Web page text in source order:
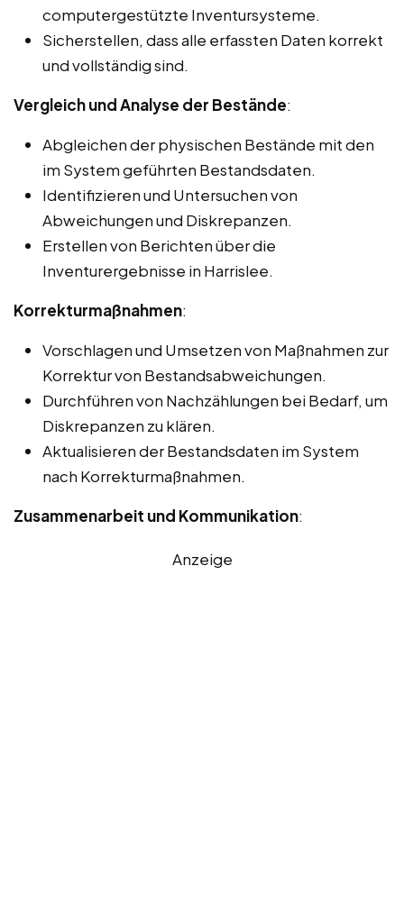
computergestützte Inventursysteme.
Sicherstellen, dass alle erfassten Daten korrekt
und vollständig sind.
Vergleich und Analyse der Bestände:
Abgleichen der physischen Bestände mit den
im System geführten Bestandsdaten.
Identifizieren und Untersuchen von
Abweichungen und Diskrepanzen.
Erstellen von Berichten über die
Inventurergebnisse in Harrislee.
Korrekturmaßnahmen:
Vorschlagen und Umsetzen von Maßnahmen zur
Korrektur von Bestandsabweichungen.
Durchführen von Nachzählungen bei Bedarf, um
Diskrepanzen zu klären.
Aktualisieren der Bestandsdaten im System
nach Korrekturmaßnahmen.
Zusammenarbeit und Kommunikation:
Anzeige